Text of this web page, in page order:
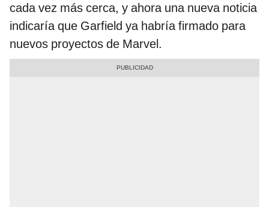
cada vez más cerca, y ahora una nueva noticia
indicaría que Garfield ya habría firmado para
nuevos proyectos de Marvel.